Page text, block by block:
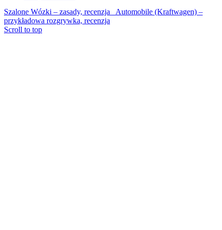
Szalone Wózki – zasady, recenzja
Automobile (Kraftwagen) –
przykładowa rozgrywka, recenzja
Scroll to top